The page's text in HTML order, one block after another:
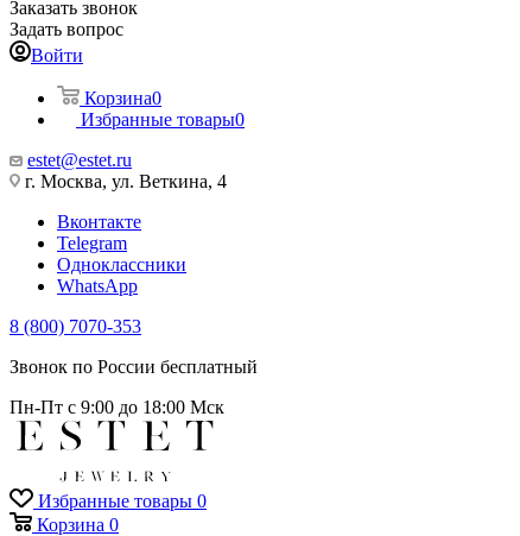
Заказать звонок
Задать вопрос
Войти
Корзина0
Избранные товары0
estet@estet.ru
г. Москва, ул. Веткина, 4
Вконтакте
Telegram
Одноклассники
WhatsApp
8 (800) 7070-353
Звонок по России бесплатный
Пн-Пт с 9:00 до 18:00 Мск
Избранные товары 0
Корзина 0